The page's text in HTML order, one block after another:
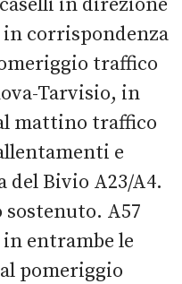
in direzione
in corrispondenza
traffico
Tarvisio, in
mattino traffico
e
del Bivio A23/A4.
A57
entrambe le
pomeriggio